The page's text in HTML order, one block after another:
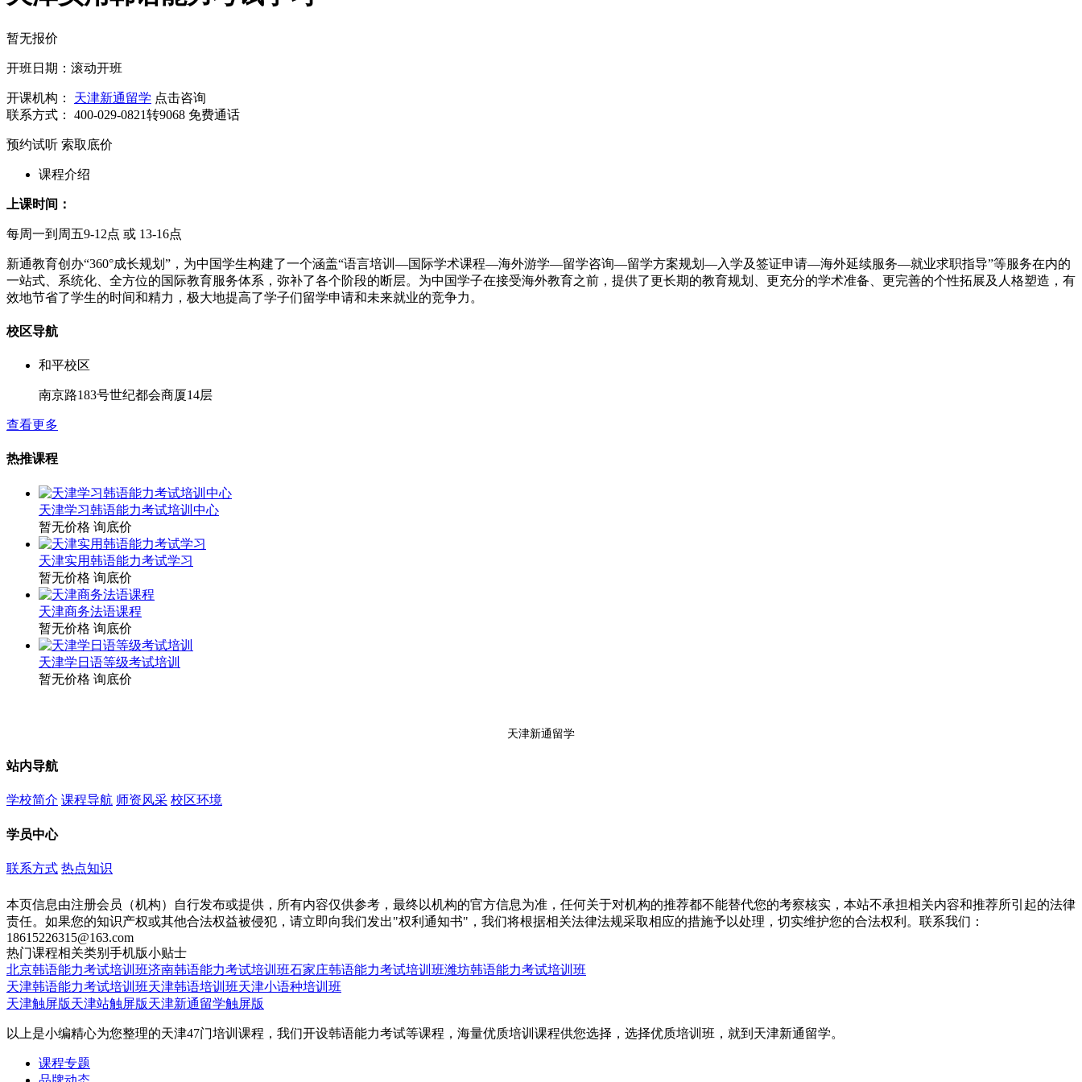
暂无报价
开班日期：滚动开班
开课机构： 天津新通留学 点击咨询
联系方式：
400-029-0821转9068 免费通话
预约试听 索取底价
课程介绍
上课时间：
每周一到周五9-12点 或 13-16点
新通教育创办“360°成长规划”，为中国学生构建了一个涵盖“语言培训—国际学术课程—海外游学—留学咨询—留学方案规划—入学及签证申请—海外延续服务—就业求职指导”等服务在内的
一站式、系统化、全方位的国际教育服务体系，弥补了各个阶段的断层。为中国学子在接受海外教育之前，提供了更长期的教育规划、更充分的学术准备、更完善的个性拓展及人格塑造，有
效地节省了学生的时间和精力，极大地提高了学子们留学申请和未来就业的竞争力。
校区导航
和平校区
南京路183号世纪都会商厦14层
查看更多
热推课程
天津学习韩语能力考试培训中心
暂无价格 询底价
天津实用韩语能力考试学习
暂无价格 询底价
天津商务法语课程
暂无价格 询底价
天津学日语等级考试培训
暂无价格 询底价
天津新通留学
站内导航
学校简介 课程导航 师资风采 校区环境
学员中心
联系方式 热点知识
本页信息由注册会员（机构）自行发布或提供，所有内容仅供参考，最终以机构的官方信息为准，任何关于对机构的推荐都不能替代您的考察核实，本站不承担相关内容和推荐所引起的法律
责任。如果您的知识产权或其他合法权益被侵犯，请立即向我们发出"权利通知书"，我们将根据相关法律法规采取相应的措施予以处理，切实维护您的合法权利。联系我们：
18615226315@163.com
热门课程相关类别 手机版小贴士
北京韩语能力考试培训班济南韩语能力考试培训班石家庄韩语能力考试培训班潍坊韩语能力考试培训班
天津韩语能力考试培训班天津韩语培训班天津小语种培训班
天津触屏版天津站触屏版天津新通留学触屏版
以上是小编精心为您整理的天津47门培训课程，我们开设韩语能力考试等课程，海量优质培训课程供您选择，选择优质培训班，就到天津新通留学。
课程专题